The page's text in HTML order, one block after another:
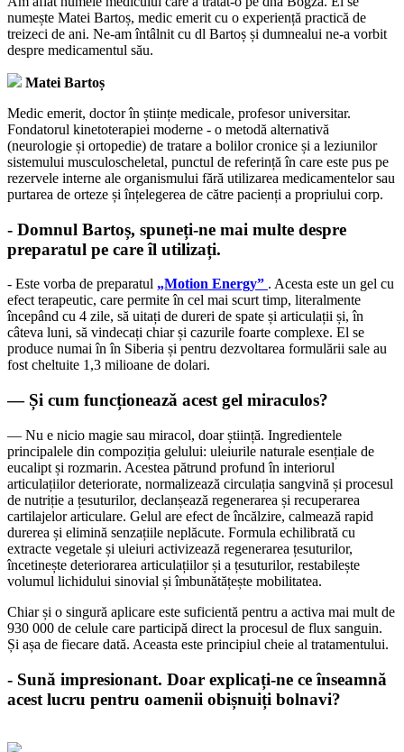
numește Matei Bartoș, medic emerit cu o experiență practică de
treizeci de ani. Ne-am întâlnit cu dl Bartoș și dumnealui ne-a vorbit
despre medicamentul său.
Matei Bartoș
Medic emerit, doctor în științe medicale, profesor universitar.
Fondatorul kinetoterapiei moderne - o metodă alternativă
(neurologie și ortopedie) de tratare a bolilor cronice și a leziunilor
sistemului musculoscheletal, punctul de referință în care este pus pe
rezervele interne ale organismului fără utilizarea medicamentelor sau
purtarea de orteze și înțelegerea de către pacienți a propriului corp.
- Domnul Bartoș, spuneți-ne mai multe despre
preparatul pe care îl utilizați.
- Este vorba de preparatul „Motion Energy” . Acesta este un gel cu
efect terapeutic, care permite în cel mai scurt timp, literalmente
începând cu 4 zile, să uitați de dureri de spate și articulații și, în
câteva luni, să vindecați chiar și cazurile foarte complexe. El se
produce numai în în Siberia și pentru dezvoltarea formulării sale au
fost cheltuite 1,3 milioane de dolari.
— Și cum funcționează acest gel miraculos?
— Nu e nicio magie sau miracol, doar știință. Ingredientele
principalele din compoziția gelului: uleiurile naturale esențiale de
eucalipt și rozmarin. Acestea pătrund profund în interiorul
articulațiilor deteriorate, normalizează circulația sangvină și procesul
de nutriție a țesuturilor, declanșează regenerarea și recuperarea
cartilajelor articulare. Gelul are efect de încălzire, calmează rapid
durerea și elimină senzațiile neplăcute. Formula echilibrată cu
extracte vegetale și uleiuri activizează regenerarea țesuturilor,
încetinește deteriorarea articulațiilor și a țesuturilor, restabilește
volumul lichidului sinovial și îmbunătățește mobilitatea.
Chiar și o singură aplicare este suficientă pentru a activa mai mult de
930 000 de celule care participă direct la procesul de flux sanguin.
Și așa de fiecare dată. Aceasta este principiul cheie al tratamentului.
- Sună impresionant. Doar explicați-ne ce înseamnă
acest lucru pentru oamenii obișnuiți bolnavi?